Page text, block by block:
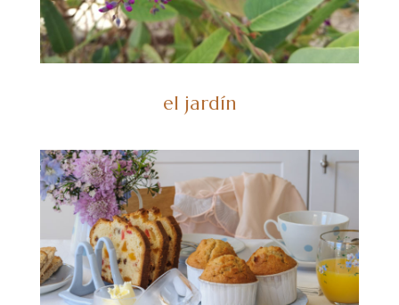
el jardín